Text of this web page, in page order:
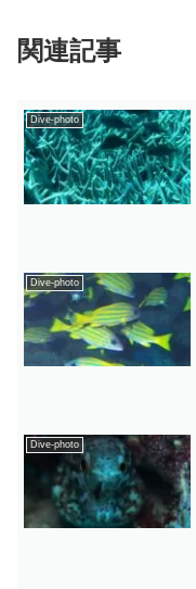
関連記事
Dive-photo
Dive-photo
Dive-photo